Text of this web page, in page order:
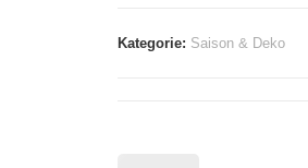
Kategorie: Saison & Deko